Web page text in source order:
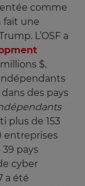
comme
fait une
L’OSF a
$,
des pays
plus de 153
entreprises
pays
cyber
a été